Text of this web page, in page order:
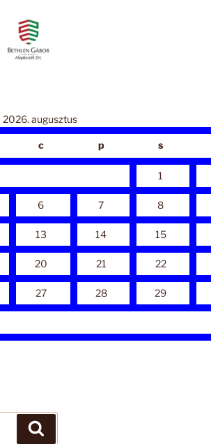
2026. augusztus
c p s
1
6 7 8
13 14 15
20 21 22
27 28 29